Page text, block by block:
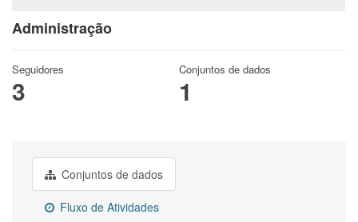
Administração
Seguidores
3
Conjuntos de dados
1
Conjuntos de dados
Fluxo de Atividades